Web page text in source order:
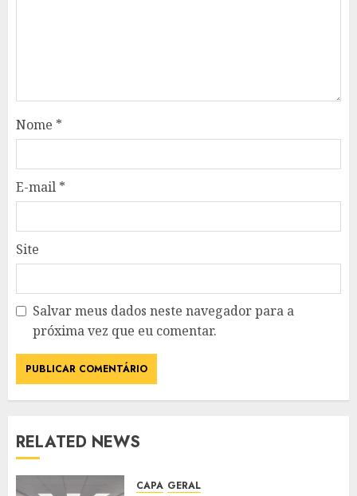
Nome *
E-mail *
Site
Salvar meus dados neste navegador para a
próxima vez que eu comentar.
RELATED NEWS
CAPA GERAL